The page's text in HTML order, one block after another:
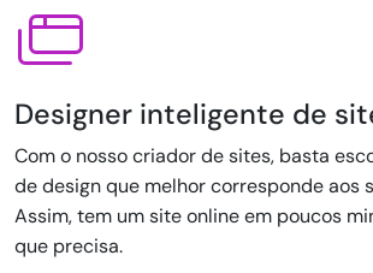
Designer inteligente de
Com o nosso criador de sites, basta
de design que melhor corresponde aos
Assim, tem um site online em poucos
que precisa.